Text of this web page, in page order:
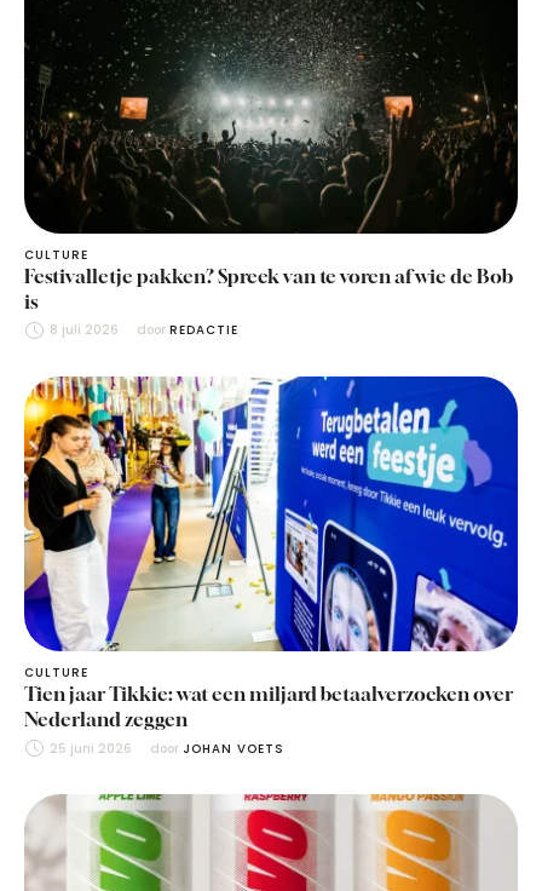
CULTURE
Festivalletje pakken? Spreek van te voren af wie de Bob
is
8 juli 2026 door REDACTIE
CULTURE
Tien jaar Tikkie: wat een miljard betaalverzoeken over
Nederland zeggen
25 juni 2026 door JOHAN VOETS